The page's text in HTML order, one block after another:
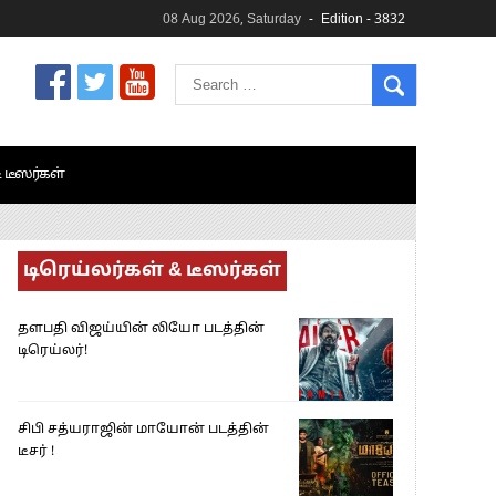
08 Aug 2026, Saturday Edition - 3832
டீஸர்கள்
டிரெய்லர்கள் & டீஸர்கள்
தளபதி விஜய்யின் லியோ படத்தின்
டிரெய்லர்!
சிபி சத்யராஜின் மாயோன் படத்தின்
டீசர் !